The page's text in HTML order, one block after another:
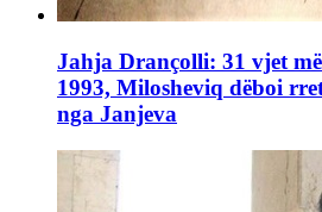
Jahja Drançolli: 31 vjet
1993, Milosheviq dëboi
nga Janjeva